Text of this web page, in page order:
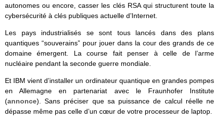
autonomes ou encore, casser les clés RSA qui structurent toute la
cybersécurité à clés publiques actuelle d’Internet.
Les pays industrialisés se sont tous lancés dans des plans
quantiques “souverains” pour jouer dans la cour des grands de ce
domaine émergent. La course fait penser à celle de l’arme
nucléaire pendant la seconde guerre mondiale.
Et IBM vient d’installer un ordinateur quantique en grandes pompes
en Allemagne en partenariat avec le Fraunhofer Institute
(annonce). Sans préciser que sa puissance de calcul réelle ne
dépasse même pas celle d’un cœur de votre processeur de laptop.